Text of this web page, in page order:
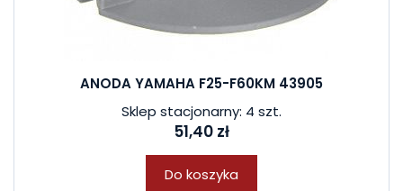
ANODA YAMAHA F25-F60KM 43905
Sklep stacjonarny: 4 szt.
51,40 zł
Do koszyka